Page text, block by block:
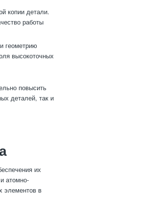
копии детали.
работы
геометрию
высокоточных
повысить
деталей, так и
их
атомно-
элементов в